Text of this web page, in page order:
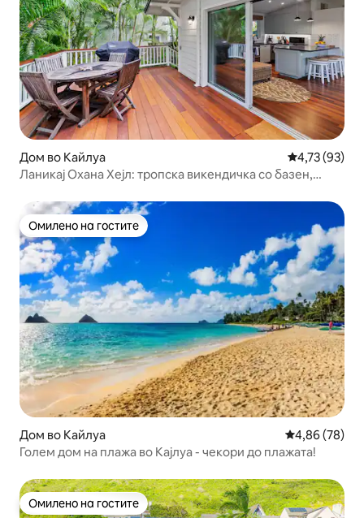
Дом во Кайлуа Просечна
4,73 (93)
Ланикај Охана Хејл: тропска викендичка со базен,
Омилено на гостите
Омилено на гостите
Дом во Кайлуа Просечна
4,86 (78)
Голем дом на плажа во Кајлуа - чекори до плажата!
Омилено на гостите
Омилено на гостите